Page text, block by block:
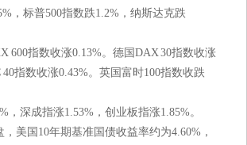
，标普500指数跌1.2%，纳斯达克跌
600指数收涨0.13%。德国DAX 30指数收涨
40指数收涨0.43%。英国富时100指数收跌
，深成指涨1.53%，创业板指涨1.85%。
美国10年期基准国债收益率约为4.60%，